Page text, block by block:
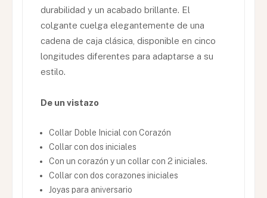
durabilidad y un acabado brillante. El
colgante cuelga elegantemente de una
cadena de caja clásica, disponible en cinco
longitudes diferentes para adaptarse a su
estilo.
De un vistazo
Collar Doble Inicial con Corazón
Collar con dos iniciales
Con un corazón y un collar con 2 iniciales.
Collar con dos corazones iniciales
Joyas para aniversario